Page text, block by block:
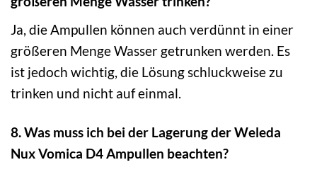
Ja, die Ampullen können auch verdünnt in einer
größeren Menge Wasser getrunken werden. Es
ist jedoch wichtig, die Lösung schluckweise zu
trinken und nicht auf einmal.
8. Was muss ich bei der Lagerung der Weleda
Nux Vomica D4 Ampullen beachten?